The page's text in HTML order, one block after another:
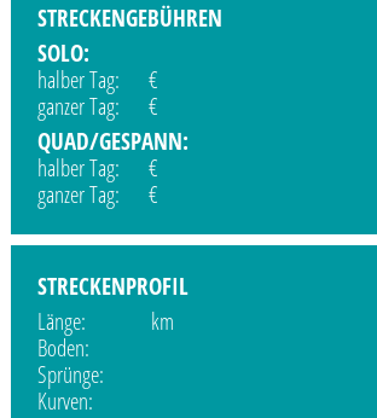
STRECKENGEBÜHREN
SOLO:
halber Tag: €
ganzer Tag: €
QUAD/GESPANN:
halber Tag: €
ganzer Tag: €
STRECKENPROFIL
Länge: km
Boden:
Sprünge:
Kurven: